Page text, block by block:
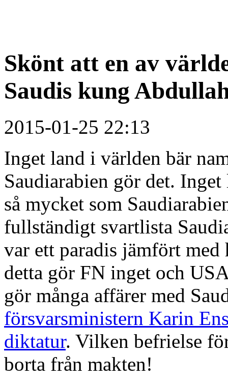
Skönt att en av
Saudis kung
2015-01-25 22:13
Inget land i världen bär
Saudiarabien gör det.
så mycket som
fullständigt svartlista
var ett paradis jämfört
detta gör FN inget och
gör många affärer med
försvarsministern Karin
diktatur. Vilken befrielse
borta från makten!